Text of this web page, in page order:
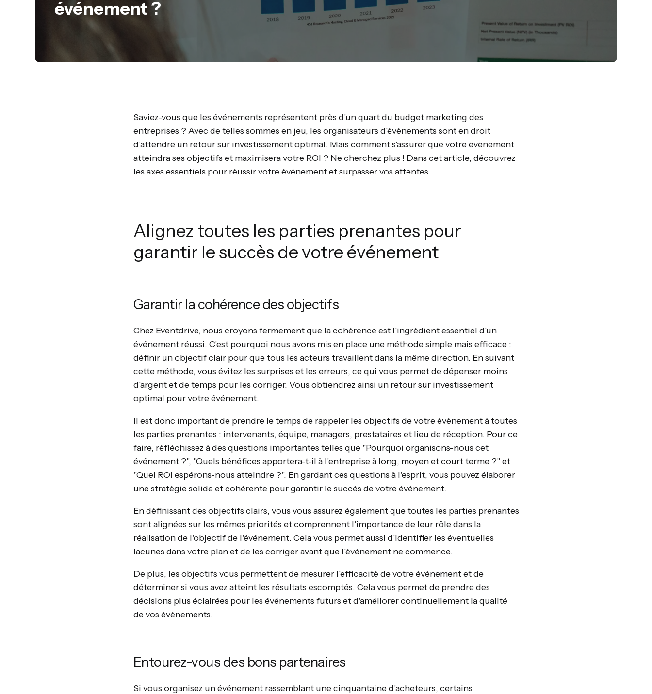
événement ?
Saviez-vous que les événements représentent près d'un quart du budget marketing des
entreprises ? Avec de telles sommes en jeu, les organisateurs d'événements sont en droit
d'attendre un retour sur investissement optimal. Mais comment s'assurer que votre événement
atteindra ses objectifs et maximisera votre ROI ? Ne cherchez plus ! Dans cet article, découvrez
les axes essentiels pour réussir votre événement et surpasser vos attentes.
Alignez toutes les parties prenantes pour
garantir le succès de votre événement
Garantir la cohérence des objectifs
Chez Eventdrive, nous croyons fermement que la cohérence est l'ingrédient essentiel d'un
événement réussi. C'est pourquoi nous avons mis en place une méthode simple mais efficace :
définir un objectif clair pour que tous les acteurs travaillent dans la même direction. En suivant
cette méthode, vous évitez les surprises et les erreurs, ce qui vous permet de dépenser moins
d'argent et de temps pour les corriger. Vous obtiendrez ainsi un retour sur investissement
optimal pour votre événement.
Il est donc important de prendre le temps de rappeler les objectifs de votre événement à toutes
les parties prenantes : intervenants, équipe, managers, prestataires et lieu de réception. Pour ce
faire, réfléchissez à des questions importantes telles que "Pourquoi organisons-nous cet
événement ?", "Quels bénéfices apportera-t-il à l'entreprise à long, moyen et court terme ?" et
"Quel ROI espérons-nous atteindre ?". En gardant ces questions à l'esprit, vous pouvez élaborer
une stratégie solide et cohérente pour garantir le succès de votre événement.
En définissant des objectifs clairs, vous vous assurez également que toutes les parties prenantes
sont alignées sur les mêmes priorités et comprennent l'importance de leur rôle dans la
réalisation de l'objectif de l'événement. Cela vous permet aussi d'identifier les éventuelles
lacunes dans votre plan et de les corriger avant que l'événement ne commence.
De plus, les objectifs vous permettent de mesurer l'efficacité de votre événement et de
déterminer si vous avez atteint les résultats escomptés. Cela vous permet de prendre des
décisions plus éclairées pour les événements futurs et d'améliorer continuellement la qualité
de vos événements.
Entourez-vous des bons partenaires
Si vous organisez un événement rassemblant une cinquantaine d'acheteurs, certains